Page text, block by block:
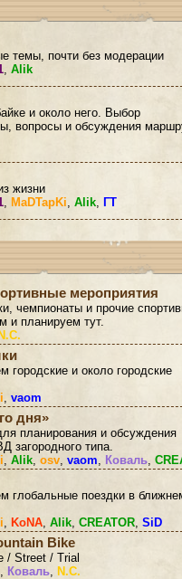
темы, почти без модерации
, Alik
и около него. Выбор
вопросы и обсуждения
жизни
, MaDTapKi, Alik, ГТ
мероприятия
чемпионаты и прочие
и планируем тут.
N.C.
городские и около городские
, vaom
дня»
планирования и обсуждения
загородного типа.
, Alik, osv, vaom, Коваль,
глобальные поездки в
, KoNA, Alik, CREATOR, SiD
Bike
/ Street / Trial
, Коваль, N.C.